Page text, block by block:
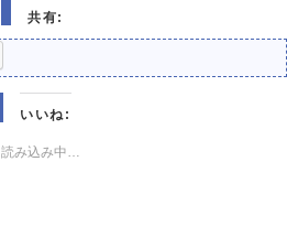
共有:
いいね:
読み込み中…